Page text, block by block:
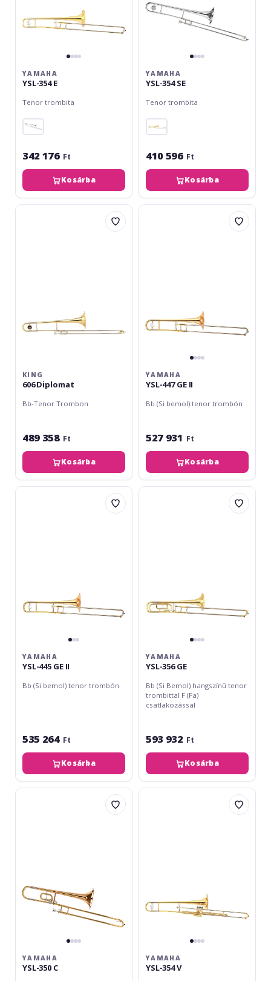
YAMAHA
YSL-354 E
Tenor trombita
342 176 Ft
Kosárba
YAMAHA
YSL-354 SE
Tenor trombita
410 596 Ft
Kosárba
King
KING
606 Diplomat
Bb-Tenor Trombon
489 358 Ft
Kosárba
Yamaha
YAMAHA
YSL-447 GE II
Bb (Si bemol) tenor trombón
527 931 Ft
Kosárba
Yamaha
YAMAHA
YSL-445 GE II
Bb (Si bemol) tenor trombón
535 264 Ft
Kosárba
Yamaha
YAMAHA
YSL-356 GE
Bb (Si Bemol) hangszínű tenor
trombittal F (Fa)
csatlakozással
593 932 Ft
Kosárba
Yamaha
YAMAHA
YSL-350 C
Yamaha
YAMAHA
YSL-354 V